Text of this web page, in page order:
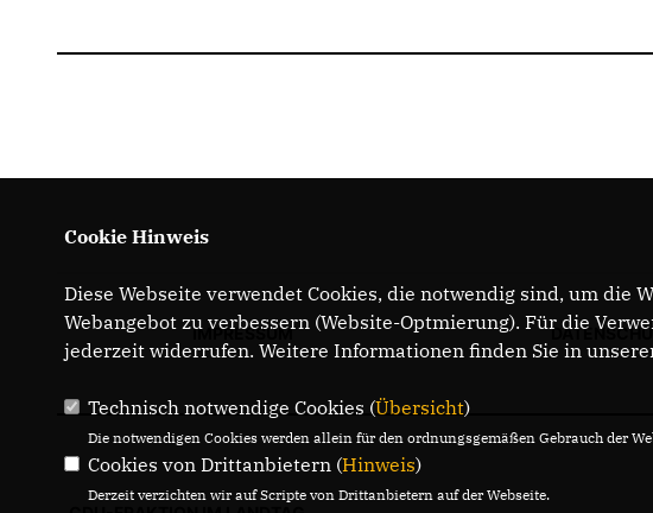
IMPRESSUM
Cookie Hinweis
Diese Webseite verwendet Cookies, die notwendig sind, um
Webangebot zu verbessern (Website-Optmierung). Für die
jederzeit widerrufen. Weitere Informationen finden Sie in
Technisch notwendige Cookies (Übersicht)
Die notwendigen Cookies werden allein für den ordnungsgemäßen Gebrauch der
Cookies von Drittanbietern (Hinweis)
Derzeit verzichten wir auf Scripte von Drittanbietern auf der Webseite.